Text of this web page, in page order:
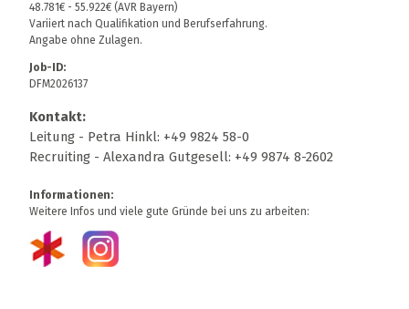
48.781€ - 55.922€ (AVR Bayern)
Variiert nach Qualifikation und Berufserfahrung.
Angabe ohne Zulagen.
Job-ID:
DFM2026137
Kontakt:
Leitung - Petra Hinkl: +49 9824 58-0
Recruiting - Alexandra Gutgesell: +49 9874 8-2602
Informationen:
Weitere Infos und viele gute Gründe bei uns zu arbeiten: